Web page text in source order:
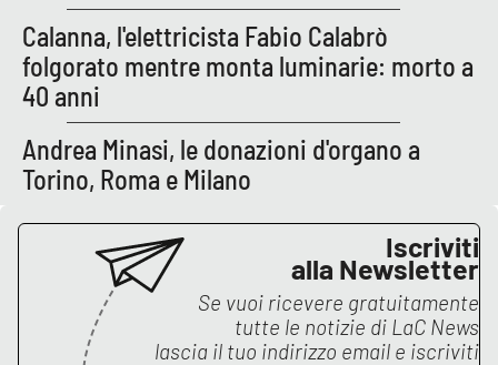
LaC OnAir
EDIZIONI
LOCALI
Catanzaro
Crotone
Vibo Valentia
Reggio Calabria
Calanna, l'elettricista Fabio Calabrò
folgorato mentre monta luminarie: morto a
40 anni
Andrea Minasi, le donazioni d'organo a
Torino, Roma e Milano
Iscriviti
alla Newsletter
Se vuoi ricevere gratuitamente
tutte le notizie di LaC News
lascia il tuo indirizzo email e iscriviti